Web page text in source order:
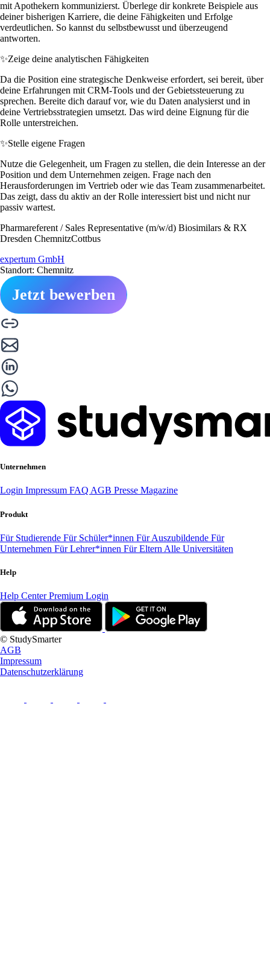
mit Apothekern kommunizierst. Überlege dir konkrete Beispiele aus
deiner bisherigen Karriere, die deine Fähigkeiten und Erfolge
verdeutlichen. So kannst du selbstbewusst und überzeugend
antworten.
✨Zeige deine analytischen Fähigkeiten
Da die Position eine strategische Denkweise erfordert, sei bereit, über
deine Erfahrungen mit CRM-Tools und der Gebietssteuerung zu
sprechen. Bereite dich darauf vor, wie du Daten analysierst und in
deine Vertriebsstrategien umsetzt. Das wird deine Eignung für die
Rolle unterstreichen.
✨Stelle eigene Fragen
Nutze die Gelegenheit, um Fragen zu stellen, die dein Interesse an der
Position und dem Unternehmen zeigen. Frage nach den
Herausforderungen im Vertrieb oder wie das Team zusammenarbeitet.
Das zeigt, dass du aktiv an der Rolle interessiert bist und nicht nur
passiv wartest.
Pharmareferent / Sales Representative (m/w/d) Biosimilars & RX
Dresden ChemnitzCottbus
expertum GmbH
Standort: Chemnitz
Jetzt bewerben
Unternehmen
Login Impressum FAQ AGB Presse Magazine
Produkt
Für Studierende Für Schüler*innen Für Auszubildende Für
Unternehmen Für Lehrer*innen Für Eltern Alle Universitäten
Help
Help CenterPremium Login
© StudySmarter
AGB
Impressum
Datenschutzerklärung